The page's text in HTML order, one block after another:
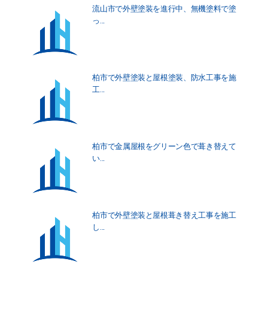
流山市で外壁塗装を進行中、無機塗料で塗
っ...
柏市で外壁塗装と屋根塗装、防水工事を施
工...
柏市で金属屋根をグリーン色で葺き替えて
い...
柏市で外壁塗装と屋根葺き替え工事を施工
し...